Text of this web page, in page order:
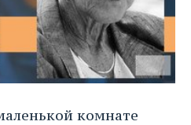
комнате